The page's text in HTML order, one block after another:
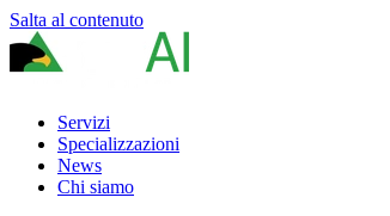
Salta al contenuto
Servizi
Specializzazioni
News
Chi siamo